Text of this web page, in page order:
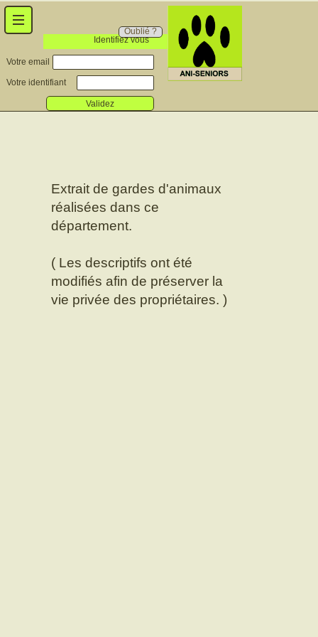
Identifiez vous
Oublié ?
Votre email
Votre identifiant
Validez
Extrait de gardes d'animaux
réalisées dans ce
département.
( Les descriptifs ont été
modifiés afin de préserver la
vie privée des propriétaires. )